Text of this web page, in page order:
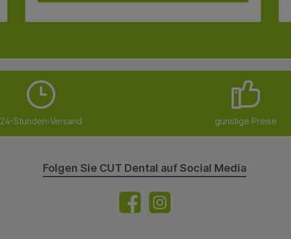
24-Stunden-Versand günstige Preise
Folgen Sie CUT Dental auf Social Media